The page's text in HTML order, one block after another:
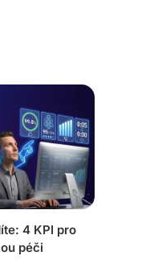
4 KPI pro
péči